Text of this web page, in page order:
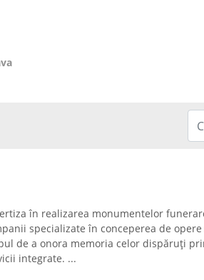
în realizarea monumentelor
specializate în conceperea de
de a onora memoria celor dispăruți
integrate. ...